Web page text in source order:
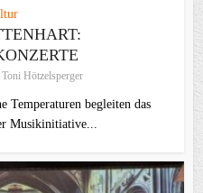
Toni Hötzelsperger
Temperaturen begleiten das
Musikinitiative...